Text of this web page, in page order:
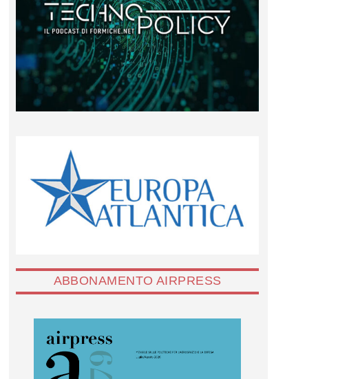
ABBONAMENTO AIRPRESS